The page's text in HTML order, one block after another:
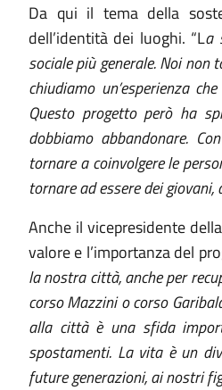
Da qui il tema della
dell’identità dei luoghi. “La
sociale più generale. Noi non
chiudiamo un’esperienza
Questo progetto però ha
dobbiamo abbandonare.
tornare a coinvolgere le
tornare ad essere dei
Anche il vicepresidente
valore e l’importanza del
la nostra città, anche per
corso Mazzini o corso
alla città è una sfida
spostamenti. La vita è un
future generazioni, ai nostri